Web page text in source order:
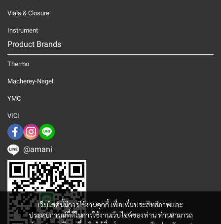
เว็บไซต์นี้มีการใช้งานคุกกี้ เพื่อเพิ่มประสิทธิภาพและ
ประสบการณ์ที่ดีในการใช้งานเว็บไซต์ของท่าน ท่านสามารถ
Vials & Closure
Instrument
Product Brands
Thermo
Macherey-Nagel
YMC
VICI
@amani